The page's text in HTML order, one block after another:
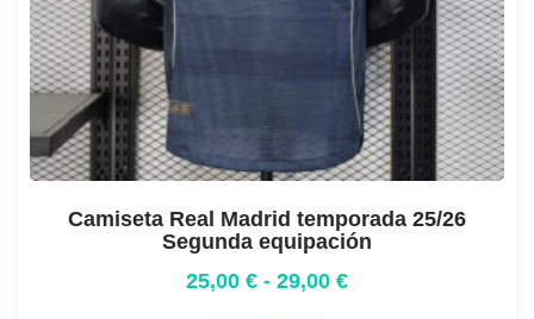
Camiseta Real Madrid temporada 25/26
Segunda equipación
25,00 € - 29,00 €